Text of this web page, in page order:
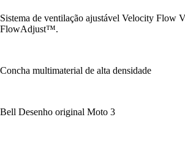
Sistema de ventilação ajustável Velocity Flow
FlowAdjust™.
Concha multimaterial de alta densidade
Bell Desenho original Moto 3